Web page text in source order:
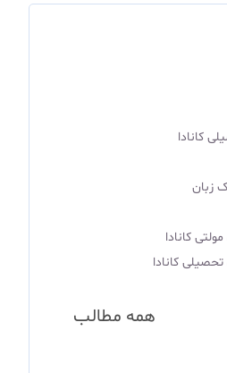
کانادا
زبان
کانادا
کانادا
همه مطالب